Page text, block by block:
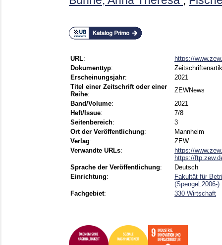
URL:
https://
Dokumenttyp:
Erscheinungsjahr:
2021
Titel einer Zeitschrift oder einer
Reihe:
ZEWNews
Band/Volume:
2021
Heft/Issue:
7/8
Seitenbereich:
3
Ort der Veröffentlichung:
Mannheim
Verlag:
ZEW
Verwandte URLs:
https://
https://
Sprache der Veröffentlichung:
Deutsch
Einrichtung:
Fakultät für
(Spengel 2006-)
Fachgebiet: 330 Wirtschaft